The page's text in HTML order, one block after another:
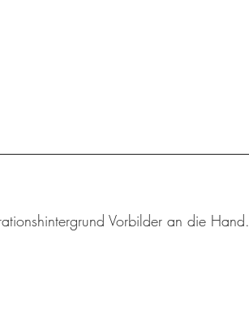
Vorbilder an die Hand.